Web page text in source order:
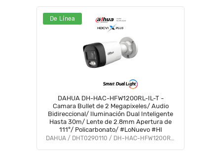
De Línea
DAHUA DH-HAC-HFW1200RL-IL-T -
Camara Bullet de 2 Megapixeles/ Audio
Bidireccional/ Iluminación Dual Inteligente
Hasta 30m/ Lente de 2.8mm Apertura de
111°/ Policarbonato/ #LoNuevo #HI
DAHUA / DHT0290110 / DH-HAC-HFW1200RLN-IL-T